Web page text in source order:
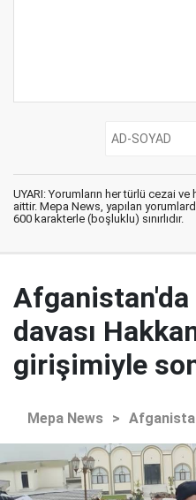
UYARI: Yorumların her türlü cezai
aittir. Mepa News, yapılan
600 karakterle (boşluklu) sınırlıdır.
Afganistan'da
davası
girişimiyle
Mepa News >